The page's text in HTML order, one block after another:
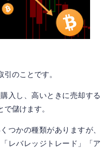
のことです。
入し、高いときに売却する
儲けます。
つかの種類がありますが、
レバレッジトレード」「ア